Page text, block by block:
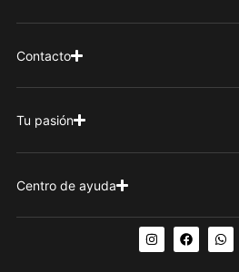
Contacto
Tu pasión
Centro de ayuda